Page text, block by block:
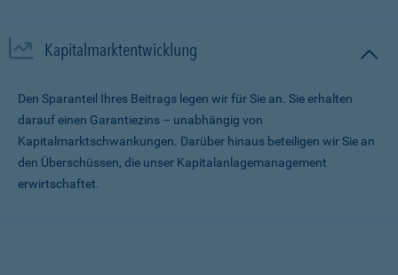
Kapitalmarktentwicklung
Den Sparanteil Ihres Beitrags legen wir für Sie an. Sie erhalten
darauf einen Garantiezins – unabhängig von
Kapitalmarktschwankungen. Darüber hinaus beteiligen wir Sie an
den Überschüssen, die unser Kapitalanlagemanagement
erwirtschaftet.